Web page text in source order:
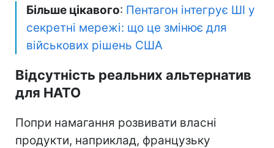
Більше цікавого: Пентагон інтегрує ШІ у
секретні мережі: що це змінює для
військових рішень США
Відсутність реальних альтернатив
для НАТО
Попри намагання розвивати власні
продукти, наприклад, французьку